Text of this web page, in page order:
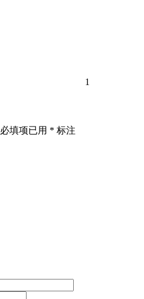
1
必填项已用 * 标注